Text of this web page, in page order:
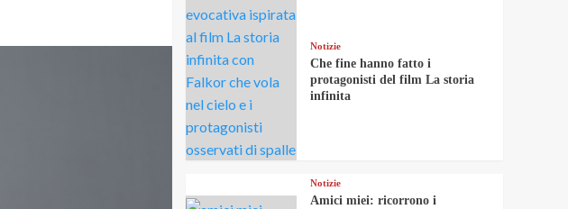
Notizie
Che fine hanno fatto i
protagonisti del film La storia
infinita
Notizie
Amici miei: ricorrono i